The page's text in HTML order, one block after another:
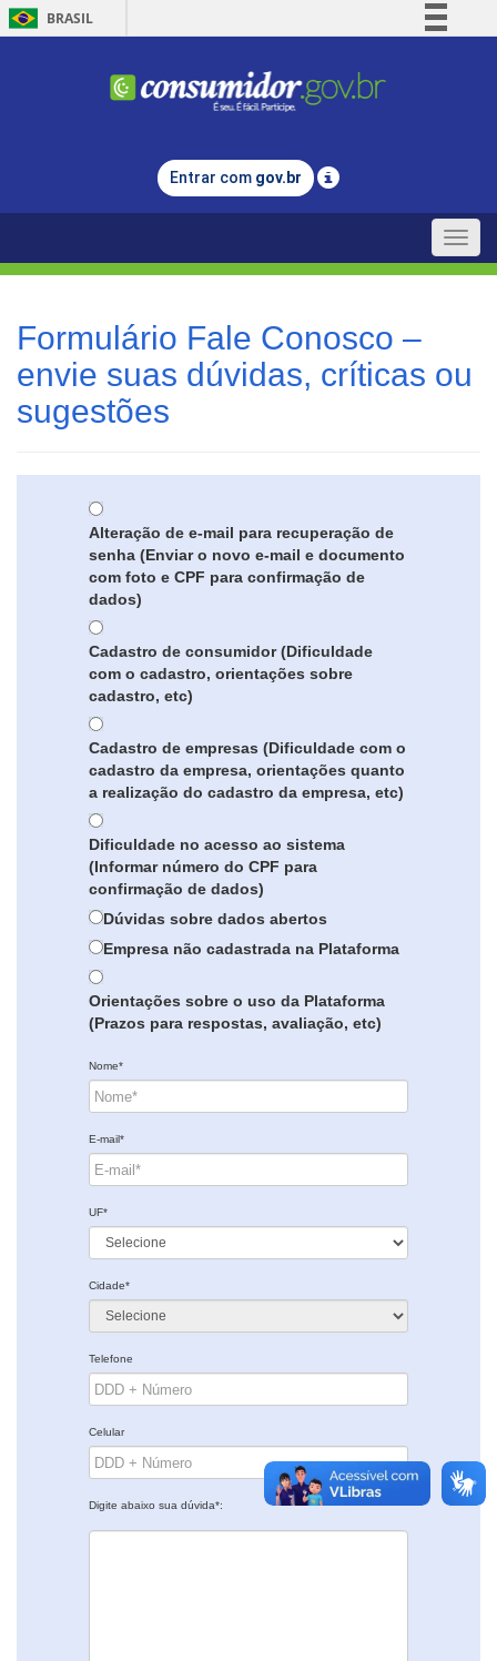
BRASIL
Comunica BR
Legislação
Entrar com gov.br
Toggle
Formulário Fale Conosco –
envie suas dúvidas, críticas ou
sugestões
Alteração de e-mail para recuperação de
senha (Enviar o novo e-mail e documento
com foto e CPF para confirmação de
dados)
Cadastro de consumidor (Dificuldade
com o cadastro, orientações sobre
cadastro, etc)
Cadastro de empresas (Dificuldade com o
cadastro da empresa, orientações quanto
a realização do cadastro da empresa, etc)
Dificuldade no acesso ao sistema
(Informar número do CPF para
confirmação de dados)
Dúvidas sobre dados abertos
Empresa não cadastrada na Plataforma
Orientações sobre o uso da Plataforma
(Prazos para respostas, avaliação, etc)
Nome*
E-mail*
UF*
Cidade*
Telefone
Celular
Digite abaixo sua dúvida*: